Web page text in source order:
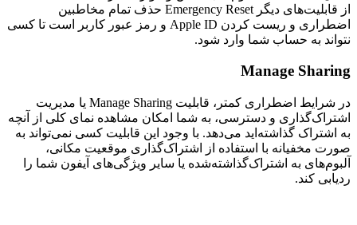
از قابلیت‌های دیگر Emergency Reset حذف تمام مخاطبین
اضطراری و ریست کردن Apple ID و رمز عبور کاربر است تا کسی
نتواند به حساب شما وارد شود.
Manage Sharing
در شرایط اضطراری کمتر، قابلیت Manage Sharing یا مدیریت
اشتراک‌گذاری و دسترسی، به شما امکان مشاهده نمای کلی از آنچه
به اشتراک گذاشته‌اید می‌دهد. با وجود این قابلیت کسی نمی‌تواند به
صورت مخفیانه با استفاده از اشتراک‌گذاری موقعیت مکانی،
آلبوم‌های به اشتراک‌گذاشته‌شده یا سایر ویژگی‌های آیفون شما را
ردیابی کند.